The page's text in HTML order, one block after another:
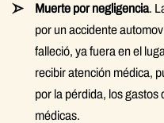
Muerte por negligencia.
por un accidente
falleció, ya fuera en el
recibir atención médica,
por la pérdida, los gastos
médicas.